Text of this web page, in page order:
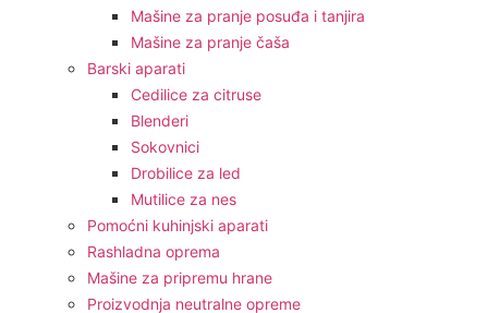
Mašine za pranje posuđa i tanjira
Mašine za pranje čaša
Barski aparati
Cedilice za citruse
Blenderi
Sokovnici
Drobilice za led
Mutilice za nes
Pomoćni kuhinjski aparati
Rashladna oprema
Mašine za pripremu hrane
Proizvodnja neutralne opreme